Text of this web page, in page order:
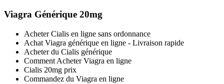
Viagra Générique 20mg
Acheter Cialis en ligne sans ordonnance
Achat Viagra générique en ligne - Livraison rapide
Acheter du Cialis générique
Comment Acheter Viagra en ligne
Cialis 20mg prix
Commandez du Viagra en ligne